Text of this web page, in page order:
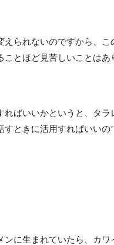
えられないのですから、こ
ことほど見苦しいことはあ
ればいいかというと、タ
すときに活用すればいいの
ンに生まれていたら、カ